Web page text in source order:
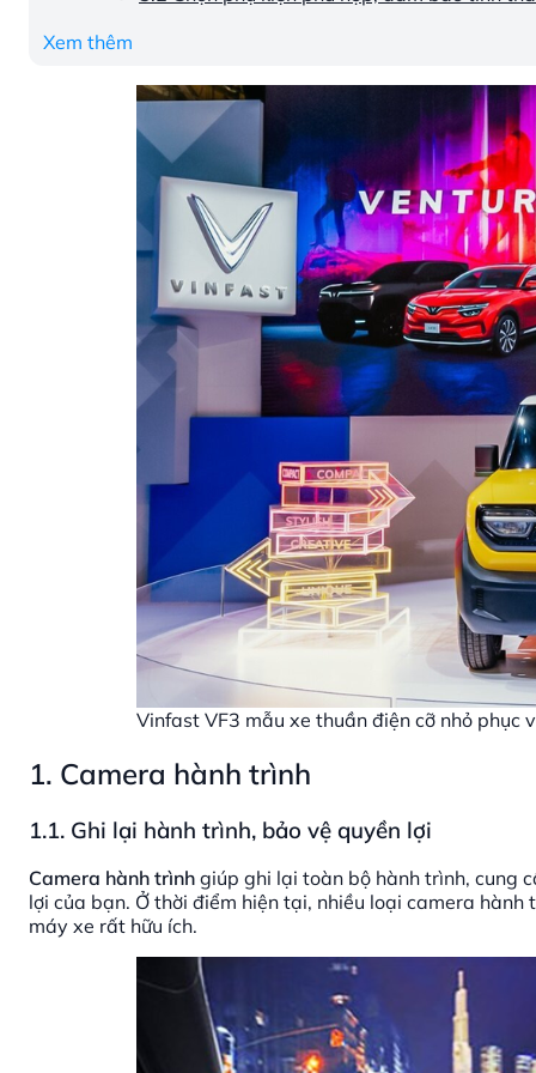
Xem thêm
Vinfast VF3 mẫu xe thuần điện cỡ nhỏ phục
1. Camera hành trình
1.1. Ghi lại hành trình, bảo vệ quyền lợi
Camera hành trình giúp ghi lại toàn bộ hành trình, cung
lợi của bạn. Ở thời điểm hiện tại, nhiều loại camera
máy xe rất hữu ích.